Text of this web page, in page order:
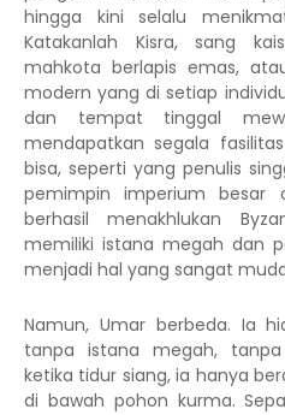
hingga kini selalu
Katakanlah Kisra, sang
mahkota berlapis emas,
modern yang di setiap
dan tempat tinggal
mendapatkan segala
bisa, seperti yang penulis
pemimpin imperium besar
berhasil menakhlukan
memiliki istana megah dan
menjadi hal yang sangat
Namun, Umar berbeda. Ia
tanpa istana megah,
ketika tidur siang, ia hanya
di bawah pohon kurma.